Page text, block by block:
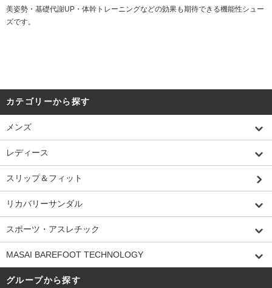
美姿勢・基礎代謝UP・体幹トレーニングなどの効果も期待できる機能性シュー
ズです。
カテゴリーから探す
メンズ
レディース
スリップ＆フィット
リカバリーサンダル
スポーツ・アスレチック
MASAI BAREFOOT TECHNOLOGY
グループから探す